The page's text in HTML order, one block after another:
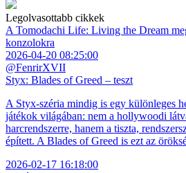
Legolvasottabb cikkek
A Tomodachi Life: Living the Dream
konzolokra
2026-04-20 08:25:00
@FenrirXVII
Styx: Blades of Greed – teszt
A Styx-széria mindig is egy különleges
játékok világában: nem a hollywoodi
harcrendszerre, hanem a tiszta,
épített. A Blades of Greed is ezt az
2026-02-17 16:18:00